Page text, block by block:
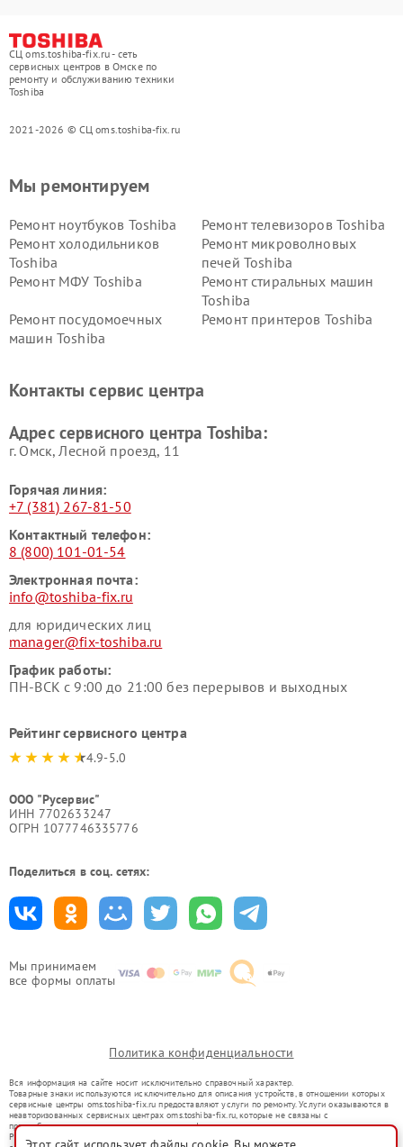
СЦ oms.toshiba-fix.ru - сеть
сервисных центров в Омске по
ремонту и обслуживанию техники
Toshiba
2021-2026 © СЦ oms.toshiba-fix.ru
Мы принимаем
все формы оплаты
Мы ремонтируем
Ремонт ноутбуков Toshiba
Ремонт телевизоров Toshiba
Ремонт холодильников
Toshiba
Ремонт микроволновых
печей Toshiba
Ремонт МФУ Toshiba
Ремонт стиральных машин
Toshiba
Ремонт посудомоечных
машин Toshiba
Ремонт принтеров Toshiba
Контакты сервис центра
Адрес сервисного центра Toshiba:
г. Омск, ​Лесной проезд, 11
Горячая линия:
+7 (381) 267-81-50
Контактный телефон:
8 (800) 101-01-54
Электронная почта:
info@toshiba-fix.ru
для юридических лиц
manager@fix-toshiba.ru
График работы:
ПН-ВСК с 9:00 до 21:00 без перерывов и выходных
Рейтинг сервисного центра
4.9-5.0
ООО "Русервис"
ИНН 7702633247
ОГРН 1077746335776
Поделиться в соц. сетях:
Политика конфиденциальности
Вся информация на сайте носит исключительно справочный характер.
Товарные знаки используются исключительно для описания устройств, в отношении которых
сервисные центры oms.toshiba-fix.ru предоставляют услуги по ремонту. Услуги оказываются в
неавторизованных сервисных центрах oms.toshiba-fix.ru, которые не связаны с
правообладателями товарных знаков или их официальными представителями.
Ремонт осуществляется для устройств, уже введенных в гражданский оборот в соответствии